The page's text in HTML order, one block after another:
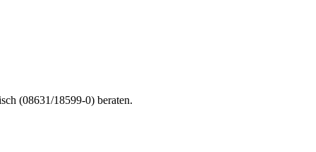
(08631/18599-0) beraten.